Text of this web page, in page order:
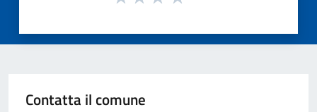
Contatta il comune